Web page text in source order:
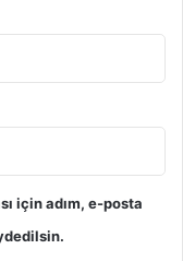
için adım, e-posta